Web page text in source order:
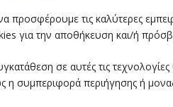
προσφέρουμε τις καλύτερες
για την αποθήκευση και/ή
σε αυτές τις
η συμπεριφορά περιήγησης ή